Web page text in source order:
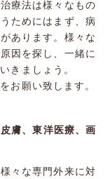
療法は様々なもの
ためにはまず、病
あります。様々な
因を探し、一緒に
きましょう。
お願い致します。
膚、東洋医療、画
々な専門外来に対